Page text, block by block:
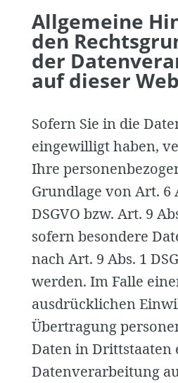
Allgemeine
den
der
auf dieser
Sofern Sie in die
eingewilligt haben,
Ihre
Grundlage von Art. 6
DSGVO bzw. Art. 9
sofern besondere
nach Art. 9 Abs. 1
werden. Im Falle
ausdrücklichen
Übertragung
Daten in Drittstaaten
Datenverarbeitung